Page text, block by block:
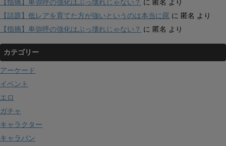
【指摘】卑弥呼の強化はぶっ壊れじゃない？ に 匿名 より
【話題】低レアを育てた方が強いというのは本当に罠 に 匿名 より
【指摘】卑弥呼の強化はぶっ壊れじゃない？ に 匿名 より
カテゴリー
アーケード
イベント
エロ
ガチャ
キャラクター
キャラバン